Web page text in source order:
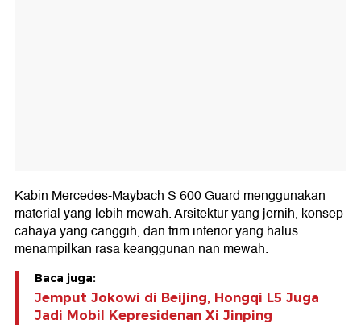
Kabin Mercedes-Maybach S 600 Guard menggunakan
material yang lebih mewah. Arsitektur yang jernih, konsep
cahaya yang canggih, dan trim interior yang halus
menampilkan rasa keanggunan nan mewah.
Baca juga:
Jemput Jokowi di Beijing, Hongqi L5 Juga
Jadi Mobil Kepresidenan Xi Jinping